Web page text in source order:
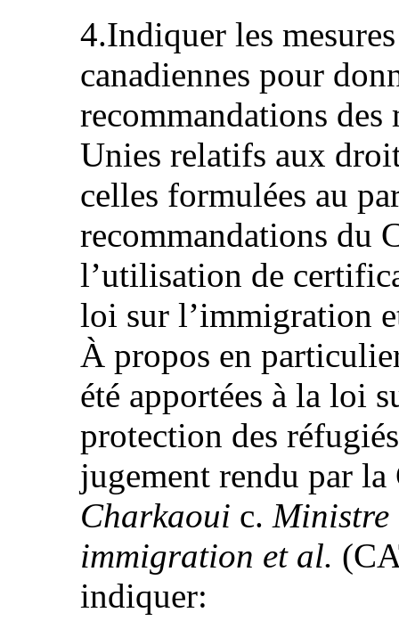
4.Indiquer les
canadiennes pour
recommandations des
Unies relatifs aux
celles formulées au
recommandations du
l’utilisation de
loi sur l’immigration
À propos en
été apportées à la loi
protection des
jugement rendu par la
Charkaoui c. Ministre
immigration et al.
indiquer: